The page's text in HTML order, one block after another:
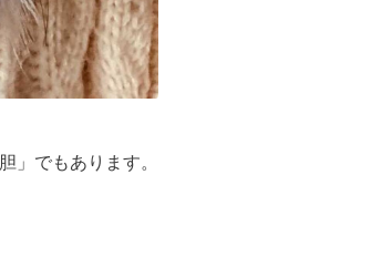
」でもあります。